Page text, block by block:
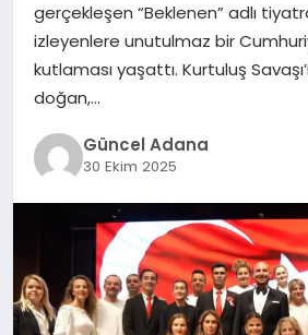
gerçekleşen “Beklenen” adlı
izleyenlere unutulmaz bir
kutlaması yaşattı. Kurtuluş
doğan,…
Güncel Adana
30 Ekim 2025